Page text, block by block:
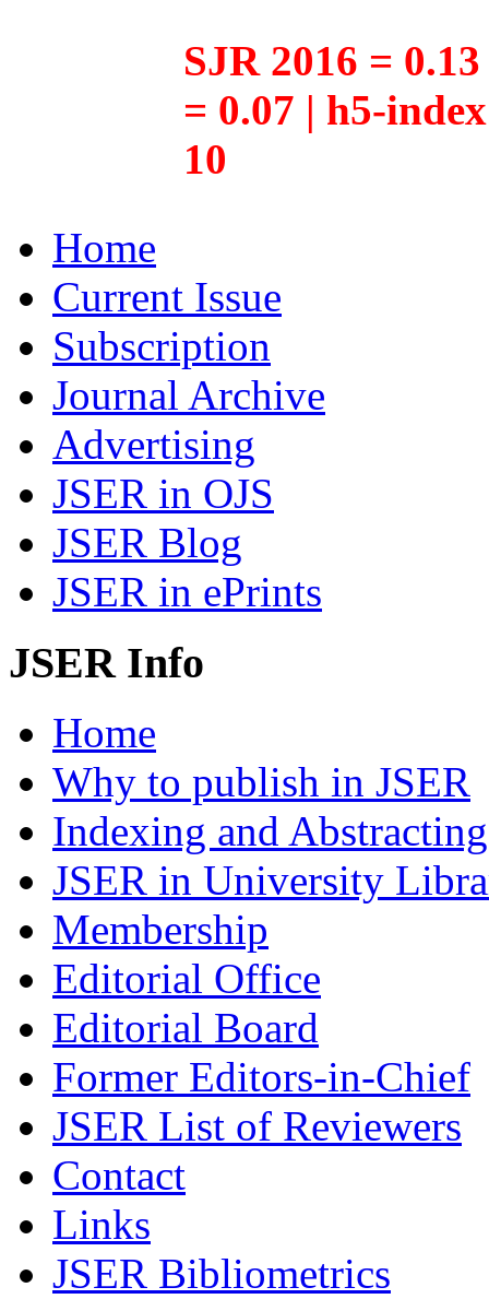
SJR 2016 =
= 0.07 | h5-
10
Home
Current Issue
Subscription
Journal Archive
Advertising
JSER in OJS
JSER Blog
JSER in ePrints
JSER Info
Home
Why to publish in JSER
Indexing and Abstracting
JSER in University
Membership
Editorial Office
Editorial Board
Former Editors-in-Chief
JSER List of Reviewers
Contact
Links
JSER Bibliometrics